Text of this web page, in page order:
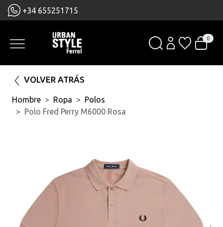
+34 655251715
0
VOLVER ATRÁS
Hombre Ropa
Polos
Polo Fred Perry M6000 Rosa